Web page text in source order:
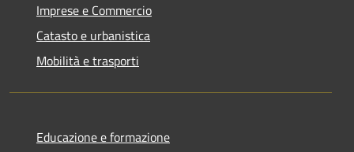
Imprese e Commercio
Catasto e urbanistica
Mobilità e trasporti
Educazione e formazione